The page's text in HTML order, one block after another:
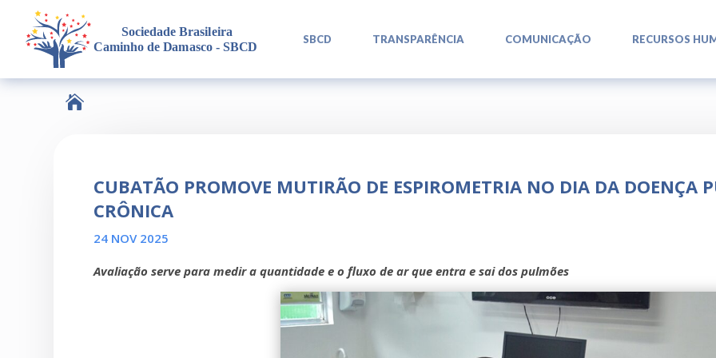
SBCD TRANSPARÊNCIA COMUNICAÇÃO RECURSOS

CUBATÃO PROMOVE MUTIRÃO DE ESPIROMETRIA NO DIA DA DOENÇA
CRÔNICA
24 NOV 2025
Avaliação serve para medir a quantidade e o fluxo de ar que entra e sai dos pulmões